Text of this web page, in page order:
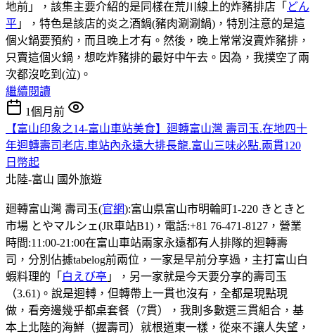
地前」，該集主要介紹的是同樣在荒川線上的炸豬排店「 どん
平 」，特色是該店的炎之酒鍋(豬肉涮涮鍋)，特別注意的是這
個火鍋要預約，而且晚上才有。然後，晚上常常沒賣炸豬排，
只賣這個火鍋，想吃炸豬排的最好中午去。因為，我撲空了兩
次都沒吃到(泣)。
繼續閱讀
1個月前
【富山印象之14-富山車站美食】廻轉富山灣 壽司玉.在地四十
年迴轉壽司老店.車站內永遠大排長龍.富山三味必點.兩貫120
日幣起
北陸-富山 國外旅遊
廻轉富山灣 壽司玉(官網):富山県富山市明輪町1-220 きときと
市場 とやマルシェ(JR車站B1)，電話:+81 76-471-8127，營業
時間:11:00-21:00在富山車站兩家永遠都有人排隊的迴轉壽
司，分別佔據tabelog前兩位，一家是早前分享過，主打富山白
蝦料理的「 白えび亭 」，另一家就是今天要分享的壽司玉
（3.61)。說是迴𨍭，但轉帶上一貫也沒有，全都是現點現
做，看旁邊幾乎都桌套餐（7貫），我則多數選三貫組合，基
本上北陸的海鮮（握壽司）就根道東一樣，從來不讓人失望，